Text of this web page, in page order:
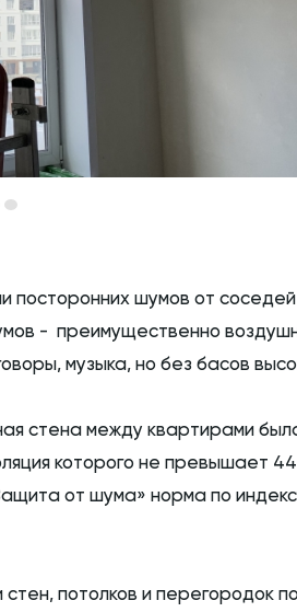
шумов от соседей
- преимущественно
музыка, но без басов
стена между квартирами
которого не превышает
от шума» норма по
потолков и перегородок